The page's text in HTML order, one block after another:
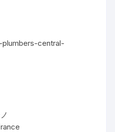
central-